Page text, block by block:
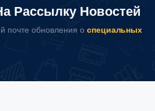
Рассылку Новостей
почте обновления о специальных